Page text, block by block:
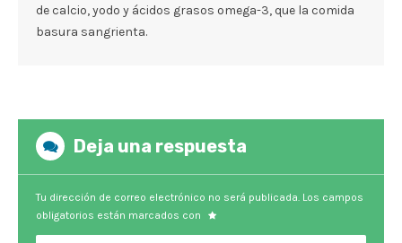
de calcio, yodo y ácidos grasos omega-3, que la comida
basura sangrienta.
Deja una respuesta
Tu dirección de correo electrónico no será publicada. Los campos
obligatorios están marcados con